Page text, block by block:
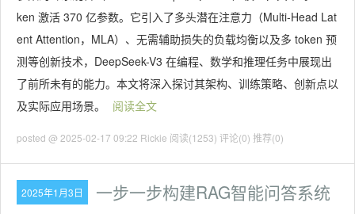
ken 激活 370 亿参数。它引入了多头潜在注意力（Multi-Head Lat
ent Attention，MLA）、无需辅助损失的负载均衡以及多 token 预
测等创新技术，DeepSeek-V3 在编程、数学和推理任务中展现出
了前所未有的能力。本文将深入探讨其架构、训练策略、创新点以
及实际应用场景。
阅读全文
posted @ 2025-02-17 09:22 Rickie 阅读(1253) 评论(0) 推荐(0)
2025年1月3日 一步一步构建RAG智能问答系统